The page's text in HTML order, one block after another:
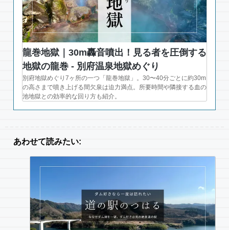
龍巻地獄｜30m轟音噴出！見る者を圧倒する
地獄の龍巻 - 別府温泉地獄めぐり
別府地獄めぐり7ヶ所の一つ「龍巻地獄」。30〜40分ごとに約30m
の高さまで噴き上げる間欠泉は迫力満点。所要時間や隣接する血の
池地獄との効率的な回り方も紹介。
あわせて読みたい: